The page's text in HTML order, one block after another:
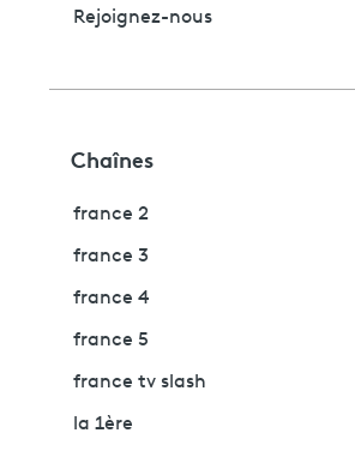
Rejoignez-nous
Chaînes
france 2
france 3
france 4
france 5
france tv slash
la 1ère